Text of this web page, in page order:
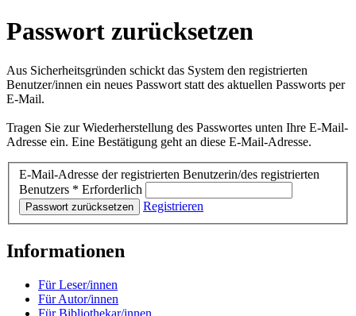
Passwort zurücksetzen
Aus Sicherheitsgründen schickt das System den registrierten
Benutzer/innen ein neues Passwort statt des aktuellen Passworts per
E-Mail.
Tragen Sie zur Wiederherstellung des Passwortes unten Ihre E-Mail-
Adresse ein. Eine Bestätigung geht an diese E-Mail-Adresse.
E-Mail-Adresse der registrierten Benutzerin/des registrierten
Benutzers * Erforderlich
Passwort zurücksetzen Registrieren
Informationen
Für Leser/innen
Für Autor/innen
Für Bibliothekar/innen